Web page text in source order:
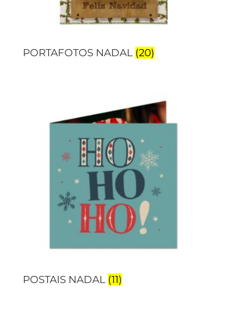
PORTAFOTOS NADAL (20)
POSTAIS NADAL (11)